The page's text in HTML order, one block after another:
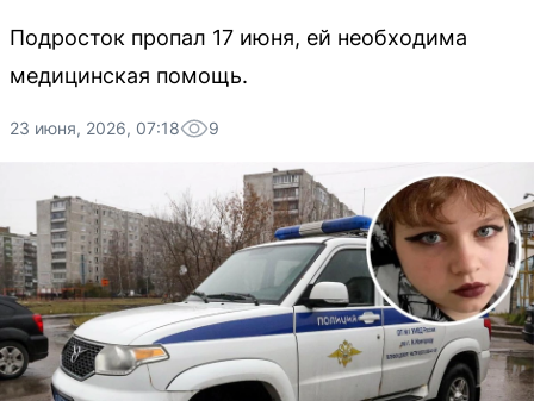
Подросток пропал 17 июня, ей необходима
медицинская помощь.
23 июня, 2026, 07:18 9